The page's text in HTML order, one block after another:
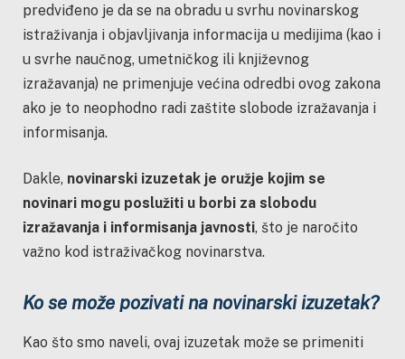
predviđeno je da se na obradu u svrhu novinarskog
istraživanja i objavljivanja informacija u medijima (kao i
u svrhe naučnog, umetničkog ili književnog
izražavanja) ne primenjuje većina odredbi ovog zakona
ako je to neophodno radi zaštite slobode izražavanja i
informisanja.
Dakle, novinarski izuzetak je oružje kojim se
novinari mogu poslužiti u borbi za slobodu
izražavanja i informisanja javnosti, što je naročito
važno kod istraživačkog novinarstva.
Ko se može pozivati na novinarski izuzetak?
Kao što smo naveli, ovaj izuzetak može se primeniti